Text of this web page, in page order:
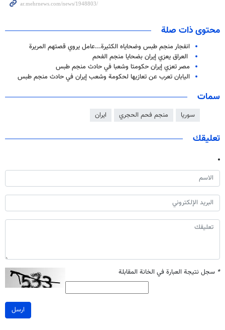
محتوى ذات صلة
انفجار منجم طبس وضحاياه الكثيرة...عامل يروي قصتهم المريرة
العراق يعزي إيران بضحايا منجم الفحم
مصر تعزي إيران حكومتا وشعبا في حادث منجم طبس
اليابان تعرب عن تعازيها لحكومة وشعب إيران في حادث منجم طبس
سمات
سوريا منجم فحم الحجري ايران
تعليقك
* سجل نتيجة العبارة في الخانة المقابلة
ارسل